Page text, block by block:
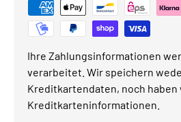
Ihre Zahlungsinformationen
verarbeitet. Wir speichern
Kreditkartendaten, noch
Kreditkarteninformationen.